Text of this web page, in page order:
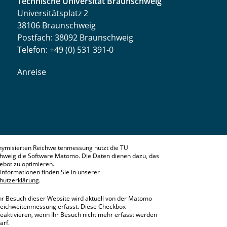
Universitätsplatz 2
38106 Braunschweig
Postfach: 38092 Braunschweig
Telefon: +49 (0) 531 391-0
Anreise
Reichweitenmessung nutzt die TU
die Software Matomo. Die Daten dienen dazu, das
zu optimieren.
finden Sie in unserer
.
Besuch dieser Website wird aktuell von der Matomo
erfasst. Diese Checkbox
wenn Ihr Besuch nicht mehr erfasst werden